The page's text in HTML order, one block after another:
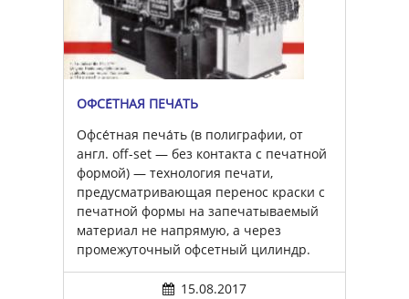
ОФСЕ́ТНАЯ ПЕЧА́ТЬ
Офсе́тная печа́ть (в полиграфии, от
англ. off-set — без контакта с печатной
формой) — технология печати,
предусматривающая перенос краски с
печатной формы на запечатываемый
материал не напрямую, а через
промежуточный офсетный цилиндр.
15.08.2017